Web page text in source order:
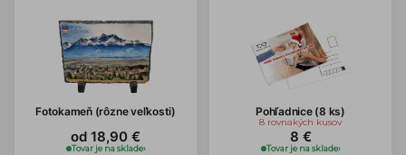
Fotokameň (rôzne veľkosti)
od 18,90 €
Tovar je na sklade›
Pohľadnice (8 ks)
8 rovnakých kusov
8 €
Tovar je na sklade›